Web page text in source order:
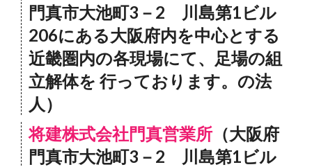
門真市大池町3－2 川島第1ビル
206にある大阪府内を中心とする
近畿圏内の各現場にて、足場の組
立解体を 行っております。の法
人）
将建株式会社門真営業所 （大阪府
門真市大池町3－2 川島第1ビル